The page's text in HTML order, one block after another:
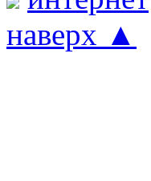
наверх ▲